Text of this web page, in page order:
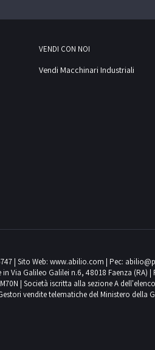
VENDI CON NOI
Vendi Macchinari Industriali
| Sito Web: www.abilio.com | Pec:
Via Galileo Galilei n.6, 48018 Faenza (RA)
| Società iscritta alla sezione A
vendite telematiche del Ministero della